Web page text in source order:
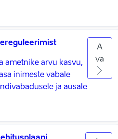
ametnike arvu kasvu,
inimeste vabale
ja ausale
A
va